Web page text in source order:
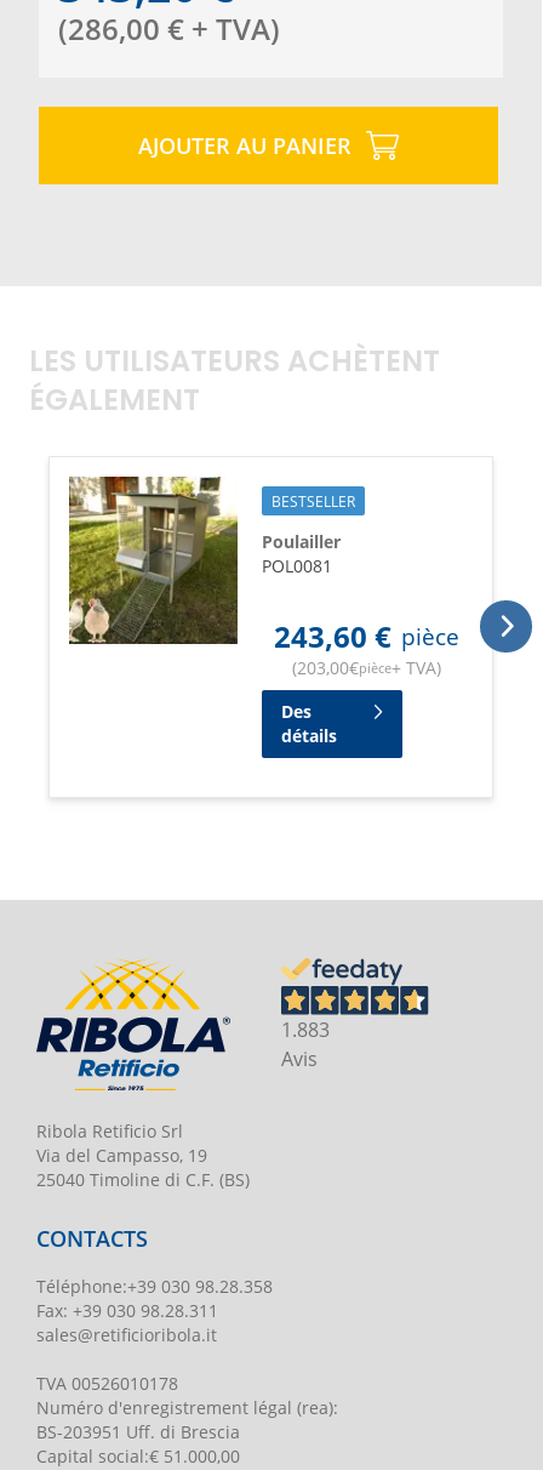
(286,00 € + TVA)
AJOUTER AU PANIER
LES UTILISATEURS ACHÈTENT
ÉGALEMENT
BESTSELLER
Poulailler
POL0081
243,60 € pièce
(203,00€pièce+ TVA)
Des
détails
Ribola Retificio Srl
Via del Campasso, 19
25040 Timoline di C.F. (BS)
1.883
Avis
CONTACTS
Téléphone:+39 030 98.28.358
Fax: +39 030 98.28.311
sales@retificioribola.it
TVA 00526010178
Numéro d'enregistrement légal (rea):
BS-203951 Uff. di Brescia
Capital social:€ 51.000,00